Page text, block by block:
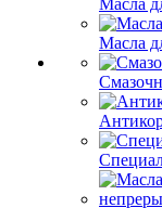
Масла
Масла